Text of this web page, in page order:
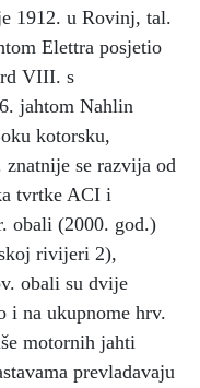
1912. u Rovinj, tal.
Elettra posjetio
VIII. s
jahtom Nahlin
kotorsku,
se razvija od
tvrtke ACI i
obali (2000. god.)
rivijeri 2),
obali su dvije
i na ukupnome hrv.
motornih jahti
prevladavaju